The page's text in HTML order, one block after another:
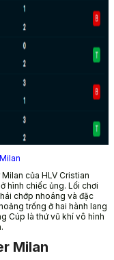
của HLV Cristian
hình chiếc ủng. Lối chơi
chớp nhoáng và đặc
trống ở hai hành lang
Cúp là thứ vũ khí vô hình
Milan